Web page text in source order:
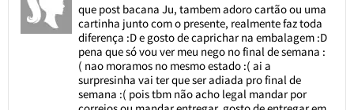
que post bacana Ju, tambem adoro cartão ou uma
cartinha junto com o presente, realmente faz toda
diferença :D e gosto de caprichar na embalagem :D
pena que só vou ver meu nego no final de semana :
( nao moramos no mesmo estado :( ai a
surpresinha vai ter que ser adiada pro final de
semana :( pois tbm não acho legal mandar por